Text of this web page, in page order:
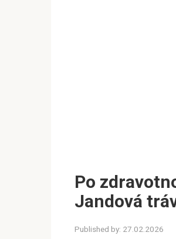
Po
Jandová
Published by: 27.02.2026